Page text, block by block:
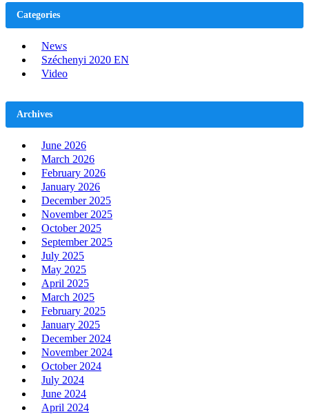
Categories
News
Széchenyi 2020 EN
Video
Archives
June 2026
March 2026
February 2026
January 2026
December 2025
November 2025
October 2025
September 2025
July 2025
May 2025
April 2025
March 2025
February 2025
January 2025
December 2024
November 2024
October 2024
July 2024
June 2024
April 2024